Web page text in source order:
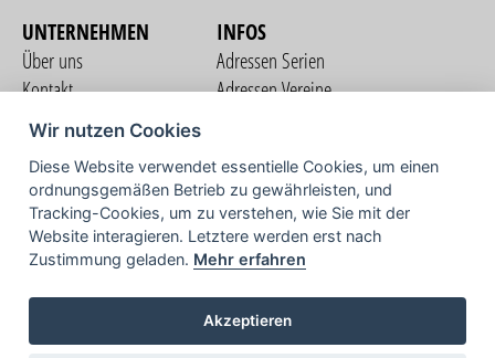
UNTERNEHMEN
Über uns
Kontakt
Nutzungsbedingungen
Datenschutzerklärung
Impressum
INFOS
Adressen Serien
Adressen Vereine
COMMUNITY
TV
Wir nutzen Cookies
Diese Website verwendet essentielle Cookies, um einen
ordnungsgemäßen Betrieb zu gewährleisten, und
Tracking-Cookies, um zu verstehen, wie Sie mit der
Website interagieren. Letztere werden erst nach
Zustimmung geladen. Mehr erfahren
Akzeptieren